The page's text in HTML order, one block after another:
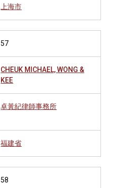
上海市
57
CHEUK MICHAEL, WONG &
KEE
卓黃紀律師事務所
福建省
58